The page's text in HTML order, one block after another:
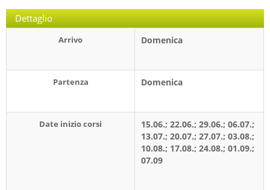
Dettaglio
Arrivo Domenica
Partenza Domenica
Date inizio corsi
15.06.; 22.06.; 29.06.; 06.07.;
13.07.; 20.07.; 27.07.; 03.08.;
10.08.; 17.08.; 24.08.; 01.09.;
07.09